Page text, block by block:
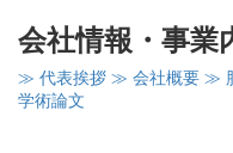
会社情報・事業
≫ 代表挨拶 ≫ 会社概要 ≫
学術論文